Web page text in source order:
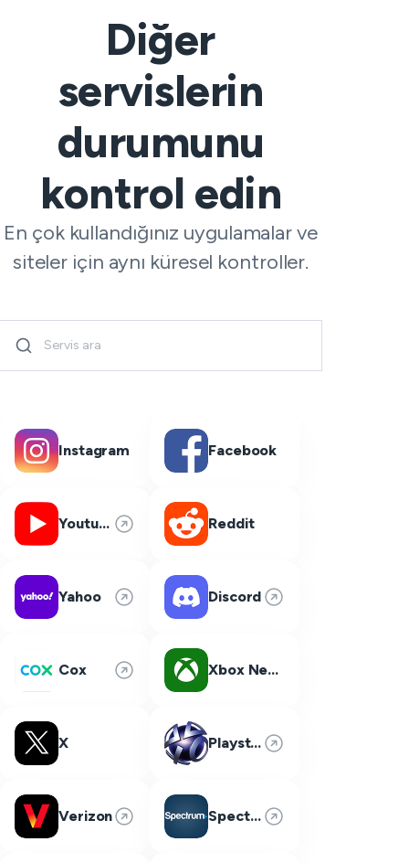
Diğer
servislerin
durumunu
kontrol edin
En çok kullandığınız uygulamalar ve
siteler için aynı küresel kontroller.
Instagram Facebook
Youtube Reddit
Yahoo Discord
Cox Xbox Network
X Playstation Network
Verizon Spectrum